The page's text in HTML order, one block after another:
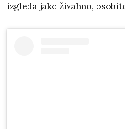
izgleda jako živahno,